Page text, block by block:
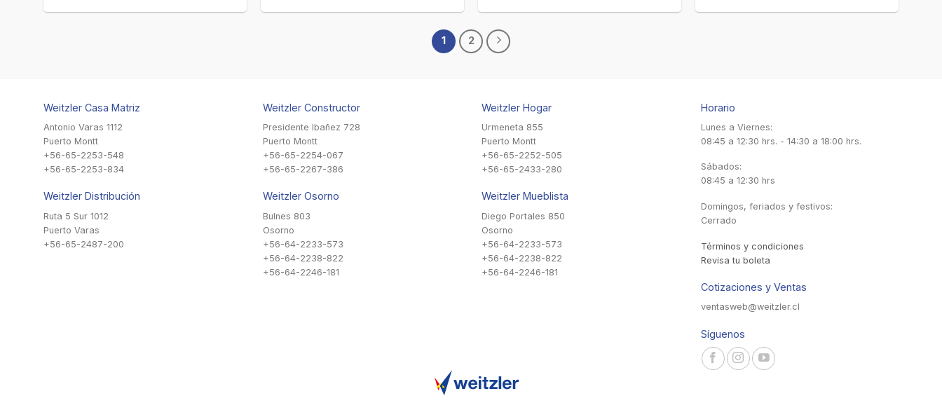
1 2
Weitzler Casa Matriz
Antonio Varas 1112
Puerto Montt
+56-65-2253-548
+56-65-2253-834
Weitzler Distribución
Ruta 5 Sur 1012
Puerto Varas
+56-65-2487-200
Weitzler Constructor
Presidente Ibañez 728
Puerto Montt
+56-65-2254-067
+56-65-2267-386
Weitzler Osorno
Bulnes 803
Osorno
+56-64-2233-573
+56-64-2238-822
+56-64-2246-181
Weitzler Hogar
Urmeneta 855
Puerto Montt
+56-65-2252-505
+56-65-2433-280
Weitzler Mueblista
Diego Portales 850
Osorno
+56-64-2233-573
+56-64-2238-822
+56-64-2246-181
Horario
Lunes a Viernes:
08:45 a 12:30 hrs. - 14:30 a 18:00 hrs.
Sábados:
08:45 a 12:30 hrs
Domingos, feriados y festivos:
Cerrado
Términos y condiciones
Revisa tu boleta
Cotizaciones y Ventas
ventasweb@weitzler.cl
Síguenos